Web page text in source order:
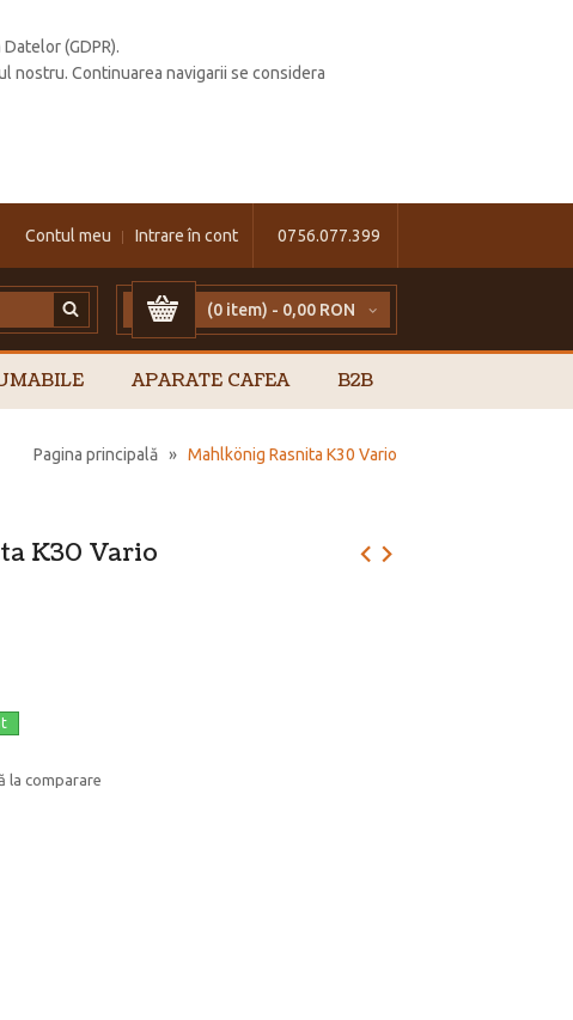
(GDPR).
nostru. Continuarea navigarii se considera
0756.077.399
Contul meu Intrare în cont
(0 item) - 0,00 RON
APARATE CAFEA B2B
Pagina principală » Mahlkönig Rasnita K30 Vario
K30 Vario
la comparare